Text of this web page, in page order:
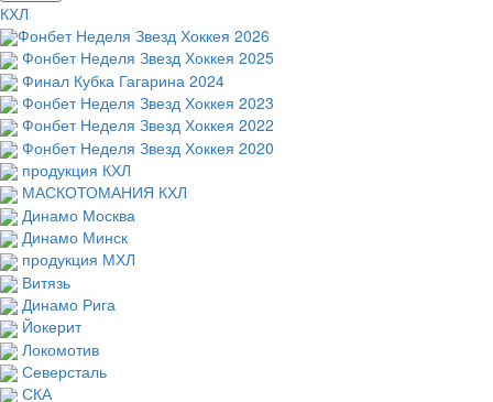
КХЛ
Фонбет Неделя Звезд Хоккея 2026
Фонбет Неделя Звезд Хоккея 2025
Финал Кубка Гагарина 2024
Фонбет Неделя Звезд Хоккея 2023
Фонбет Неделя Звезд Хоккея 2022
Фонбет Неделя Звезд Хоккея 2020
продукция КХЛ
МАСКОТОМАНИЯ КХЛ
Динамо Москва
Динамо Минск
продукция МХЛ
Витязь
Динамо Рига
Йокерит
Локомотив
Северсталь
СКА